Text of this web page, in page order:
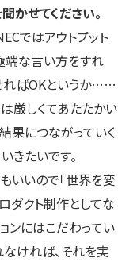
せてください。
ではアウトプット
端な言い方をすれ
ればOKというか……
厳しくてあたたかい
果につながっていく
きたいです。
いいので「世界を変
ダクト制作としてな
ンにはこだわってい
なければ、それを実